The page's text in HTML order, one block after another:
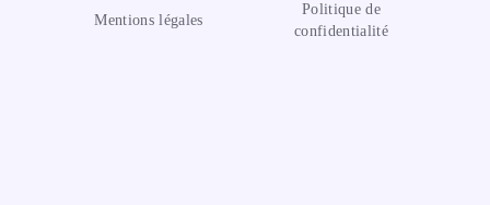
Mentions légales
Politique de
confidentialité